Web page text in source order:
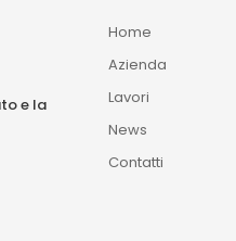
e la
Home
Azienda
Lavori
News
Contatti